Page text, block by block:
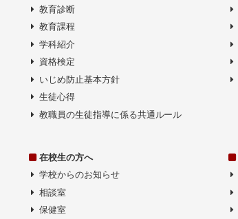
教育診断
教育課程
学科紹介
資格検定
いじめ防止基本方針
生徒心得
教職員の生徒指導に係る共通ルール
在校生の方へ
学校からのお知らせ
相談室
保健室